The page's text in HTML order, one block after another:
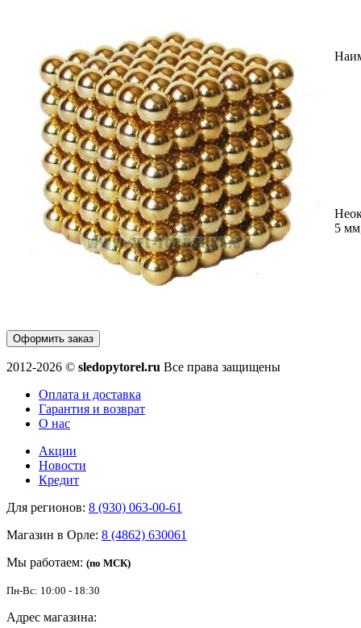
5
Оформить заказ
2012-2026 © sledopytorel.ru Все права защищены
Оплата и доставка
Гарантия и возврат
О нас
Акции
Новости
Кредит
Для регионов: 8 (930) 063-00-61
Магазин в Орле: 8 (4862) 630061
Мы работаем: (по МСК)
Пн-Вс: 10:00 - 18:30
Адрес магазина: